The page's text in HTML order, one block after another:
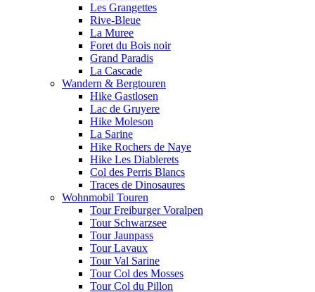
Les Grangettes
Rive-Bleue
La Muree
Foret du Bois noir
Grand Paradis
La Cascade
Wandern & Bergtouren
Hike Gastlosen
Lac de Gruyere
Hike Moleson
La Sarine
Hike Rochers de Naye
Hike Les Diablerets
Col des Perris Blancs
Traces de Dinosaures
Wohnmobil Touren
Tour Freiburger Voralpen
Tour Schwarzsee
Tour Jaunpass
Tour Lavaux
Tour Val Sarine
Tour Col des Mosses
Tour Col du Pillon